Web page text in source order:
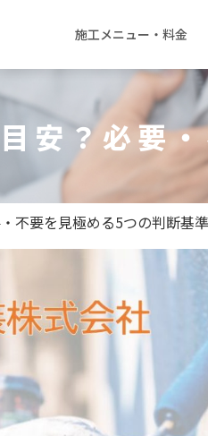
施工メニュー・料金
安？必要
不要を見極める5つの判断基準